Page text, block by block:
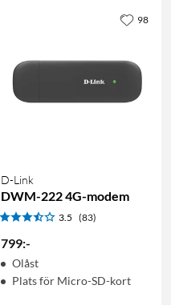
D-Link
DWM-222 4G-modem
3.5 (83)
799:-
Olåst
Plats för Micro-SD-kort
98